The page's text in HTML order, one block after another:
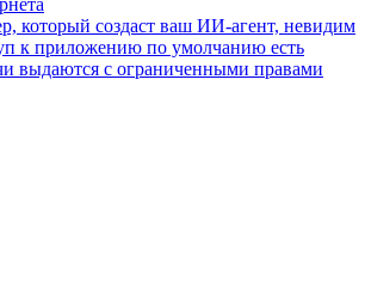
который создаст ваш ИИ-агент, невидим
к приложению по умолчанию есть
выдаются с ограниченными правами